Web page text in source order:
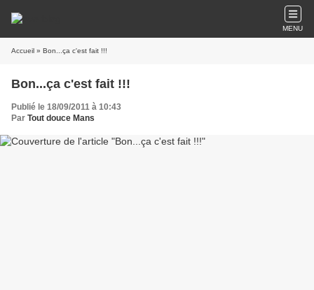
MENU
Accueil » Bon...ça c'est fait !!!
Bon...ça c'est fait !!!
Publié le 18/09/2011 à 10:43
Par Tout douce Mans